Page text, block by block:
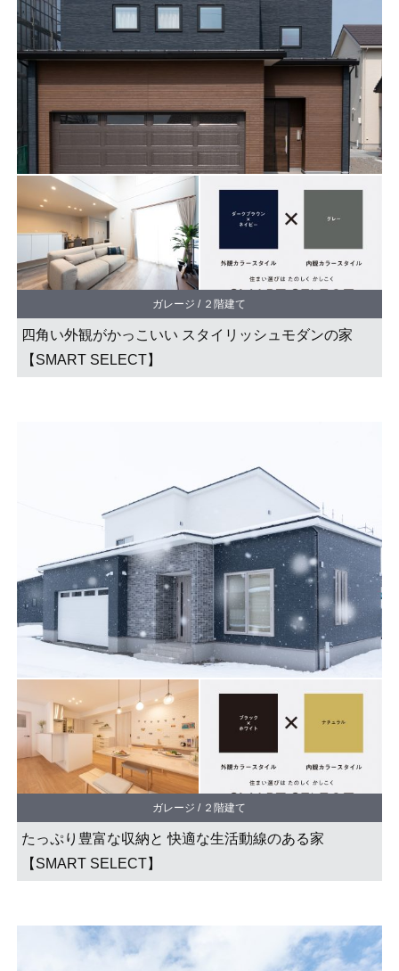
ガレージ / ２階建て
四角い外観がかっこいい スタイリッシュモダンの家
【SMART SELECT】
ガレージ / ２階建て
たっぷり豊富な収納と 快適な生活動線のある家
【SMART SELECT】